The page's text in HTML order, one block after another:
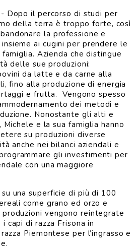
Dopo il percorso di studi per
della terra è troppo forte, così
la professione e
ai cugini per prendere le
Azienda che distingue
delle sue produzioni:
da latte e da carne alla
fino alla produzione di energia
e frutta. Vengono spesso
dei metodi e
Nonostante gli alti e
e la sua famiglia hanno
su produzioni diverse
anche nei bilanci aziendali e
gli investimenti per
con una maggiore
su una superficie di più di 100
come grano ed orzo e
vengono reintegrate
capi di razza Frisona in
Piemontese per l’ingrasso e